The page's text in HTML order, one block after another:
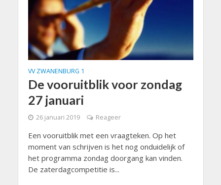
VV ZWANENBURG 1
De vooruitblik voor zondag
27 januari
26 januari 2019 Reageer
Een vooruitblik met een vraagteken. Op het
moment van schrijven is het nog onduidelijk of
het programma zondag doorgang kan vinden.
De zaterdagcompetitie is...